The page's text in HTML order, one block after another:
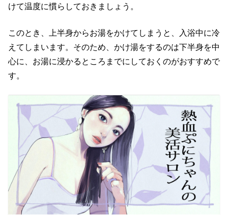
けて温度に慣らしておきましょう。
このとき、上半身からお湯をかけてしまうと、入浴中に冷
えてしまいます。そのため、かけ湯をするのは下半身を中
心に、お湯に浸かるところまでにしておくのがおすすめで
す。